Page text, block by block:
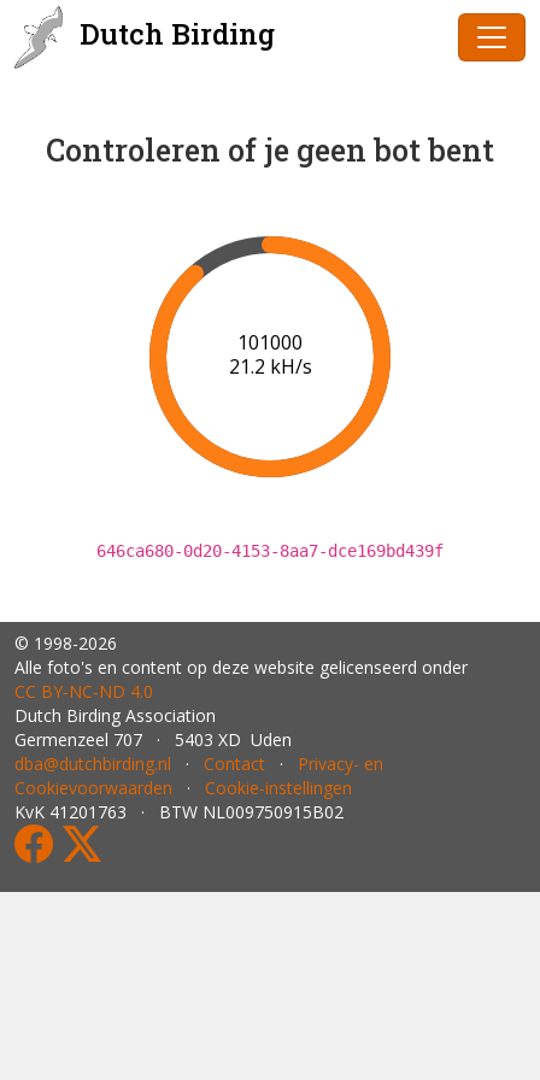
Dutch Birding
Controleren of je geen bot bent
102000
21.2 kH/s
646ca680-0d20-4153-8aa7-dce169bd439f
© 1998-2026
Alle foto's en content op deze website gelicenseerd onder
CC BY‑NC‑ND 4.0
Dutch Birding Association
Germenzeel 707 · 5403 XD Uden
dba@dutchbirding.nl · Contact · Privacy- en
Cookievoorwaarden · Cookie-instellingen
KvK 41201763 · BTW NL009750915B02